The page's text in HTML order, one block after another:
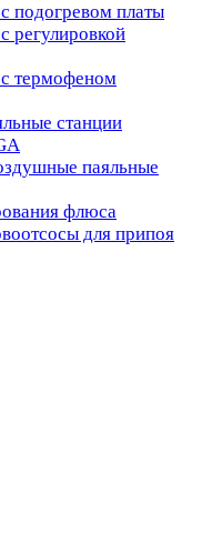
подогревом платы
регулировкой
термофеном
станции
паяльные
флюса
для припоя